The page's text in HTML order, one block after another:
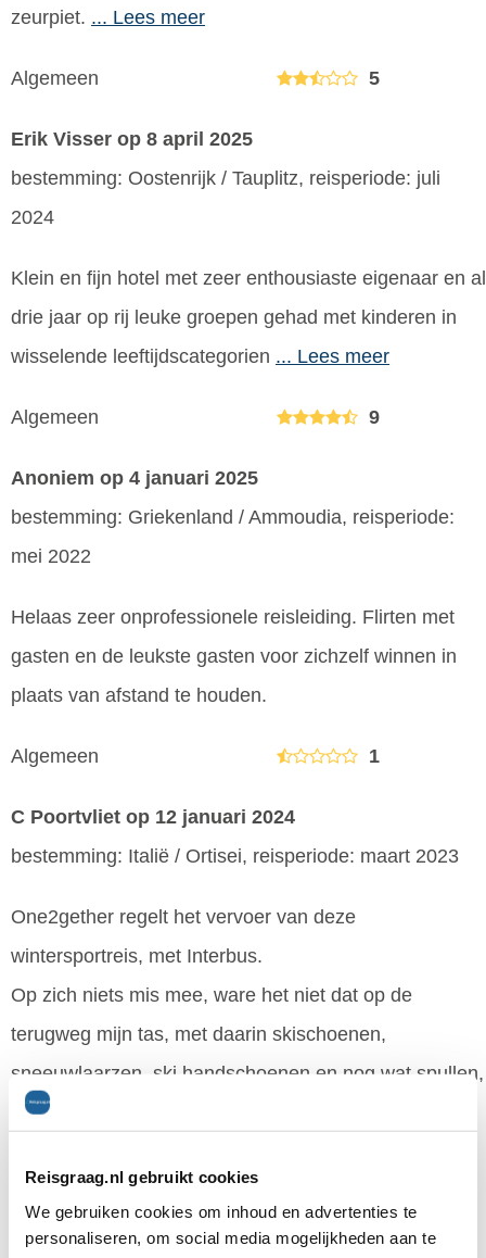
Reisgraag.nl gebruikt cookies
We gebruiken cookies om inhoud en advertenties te
personaliseren, om social media mogelijkheden aan te
zeurpiet. ... Lees meer
Algemeen 5
Erik Visser op 8 april 2025
bestemming: Oostenrijk / Tauplitz, reisperiode: juli
2024
Klein en fijn hotel met zeer enthousiaste eigenaar en al
drie jaar op rij leuke groepen gehad met kinderen in
wisselende leeftijdscategorien ... Lees meer
Algemeen 9
Anoniem op 4 januari 2025
bestemming: Griekenland / Ammoudia, reisperiode:
mei 2022
Helaas zeer onprofessionele reisleiding. Flirten met
gasten en de leukste gasten voor zichzelf winnen in
plaats van afstand te houden.
Algemeen 1
C Poortvliet op 12 januari 2024
bestemming: Italië / Ortisei, reisperiode: maart 2023
One2gether regelt het vervoer van deze
wintersportreis, met Interbus.
Op zich niets mis mee, ware het niet dat op de
terugweg mijn tas, met daarin skischoenen,
sneeuwlaarzen, ski handschoenen en nog wat spullen,
uit het skiruim van de bus is gevallen.
contactpersoon, die op zijn beurt mij liet
onderhandelen met een Belgische